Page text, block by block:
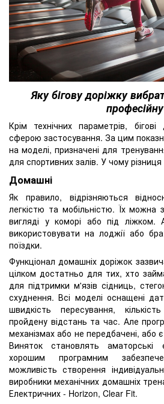
Яку бігову доріжку
професійну
Крім технічних параметрів, бігові
сферою застосування. За цим
на моделі, призначені для
для спортивних залів. У чому
Домашні
Як правило, відрізняються
легкістю та мобільністю. Їх можна
вигляді у коморі або під ліжком.
використовувати на лоджії або
поїздки.
Функціонал домашніх доріжок
цілком достатньо для тих, хто
для підтримки м'язів сідниць,
схуднення. Всі моделі оснащені
швидкість пересування,
пройдену відстань та час. Але
механізмах або не передбачені, або є
Виняток становлять аматорські
хорошим програмним
можливість створення
виробники механічних домашніх
Електричних - Horizon, Clear Fit.